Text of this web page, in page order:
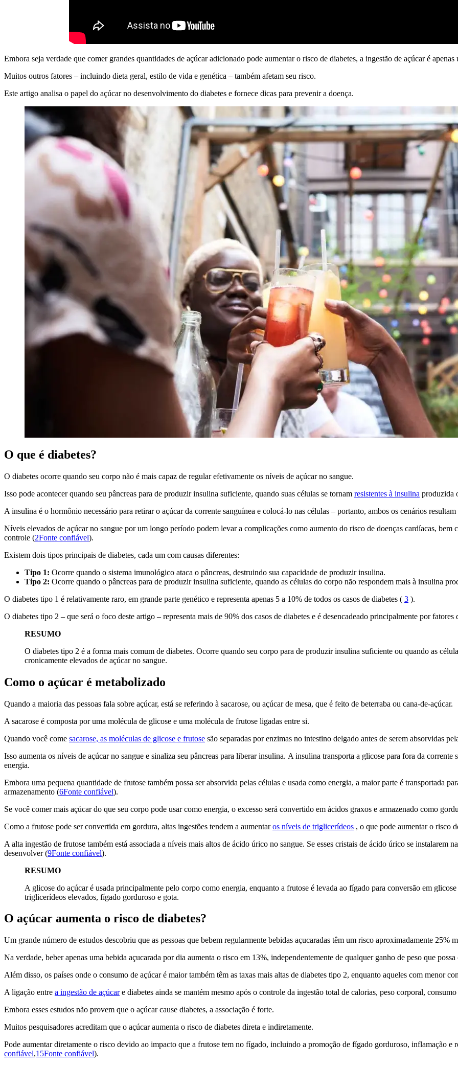
Embora seja verdade que comer grandes quantidades de açúcar adicionado pode aumentar o risco de diabetes, a ingestão de açúcar é apenas
Muitos outros fatores – incluindo dieta geral, estilo de vida e genética – também afetam seu risco.
Este artigo analisa o papel do açúcar no desenvolvimento do diabetes e fornece dicas para prevenir a doença.
O que é diabetes?
O diabetes ocorre quando seu corpo não é mais capaz de regular efetivamente os níveis de açúcar no sangue.
Isso pode acontecer quando seu pâncreas para de produzir insulina suficiente, quando suas células se tornam resistentes à insulina produzida
A insulina é o hormônio necessário para retirar o açúcar da corrente sanguínea e colocá-lo nas células – portanto, ambos os cenários
Níveis elevados de açúcar no sangue por um longo período podem levar a complicações como aumento do risco de doenças cardíacas,
controle (2Fonte confiável).
Existem dois tipos principais de diabetes, cada um com causas diferentes:
Tipo 1: Ocorre quando o sistema imunológico ataca o pâncreas, destruindo sua capacidade de produzir insulina.
Tipo 2: Ocorre quando o pâncreas para de produzir insulina suficiente, quando as células do corpo não respondem mais à insulina
O diabetes tipo 1 é relativamente raro, em grande parte genético e representa apenas 5 a 10% de todos os casos de diabetes ( 3 ).
O diabetes tipo 2 – que será o foco deste artigo – representa mais de 90% dos casos de diabetes e é desencadeado principalmente por
RESUMO
O diabetes tipo 2 é a forma mais comum de diabetes. Ocorre quando seu corpo para de produzir insulina suficiente ou quando as
cronicamente elevados de açúcar no sangue.
Como o açúcar é metabolizado
Quando a maioria das pessoas fala sobre açúcar, está se referindo à sacarose, ou açúcar de mesa, que é feito de beterraba ou cana-de-açúcar.
A sacarose é composta por uma molécula de glicose e uma molécula de frutose ligadas entre si.
Quando você come sacarose, as moléculas de glicose e frutose são separadas por enzimas no intestino delgado antes de serem absorvidas
Isso aumenta os níveis de açúcar no sangue e sinaliza seu pâncreas para liberar insulina. A insulina transporta a glicose para fora da
energia.
Embora uma pequena quantidade de frutose também possa ser absorvida pelas células e usada como energia, a maior parte é transportada
armazenamento (6Fonte confiável).
Se você comer mais açúcar do que seu corpo pode usar como energia, o excesso será convertido em ácidos graxos e armazenado como
Como a frutose pode ser convertida em gordura, altas ingestões tendem a aumentaros níveis de triglicerídeos , o que pode aumentar o risco
A alta ingestão de frutose também está associada a níveis mais altos de ácido úrico no sangue. Se esses cristais de ácido úrico se instalarem
desenvolver (9Fonte confiável).
RESUMO
A glicose do açúcar é usada principalmente pelo corpo como energia, enquanto a frutose é levada ao fígado para conversão em
triglicerídeos elevados, fígado gorduroso e gota.
O açúcar aumenta o risco de diabetes?
Um grande número de estudos descobriu que as pessoas que bebem regularmente bebidas açucaradas têm um risco aproximadamente 25%
Na verdade, beber apenas uma bebida açucarada por dia aumenta o risco em 13%, independentemente de qualquer ganho de peso que possa
Além disso, os países onde o consumo de açúcar é maior também têm as taxas mais altas de diabetes tipo 2, enquanto aqueles com menor
A ligação entre a ingestão de açúcare diabetes ainda se mantém mesmo após o controle da ingestão total de calorias, peso corporal,
Embora esses estudos não provem que o açúcar cause diabetes, a associação é forte.
Muitos pesquisadores acreditam que o açúcar aumenta o risco de diabetes direta e indiretamente.
Pode aumentar diretamente o risco devido ao impacto que a frutose tem no fígado, incluindo a promoção de fígado gorduroso, inflamação e
confiável,15Fonte confiável).